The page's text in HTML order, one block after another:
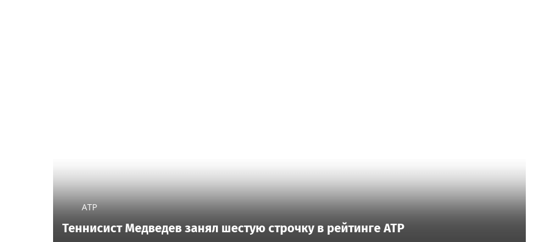
ATP
Теннисист Медведев занял шестую строчку в рейтинге ATP